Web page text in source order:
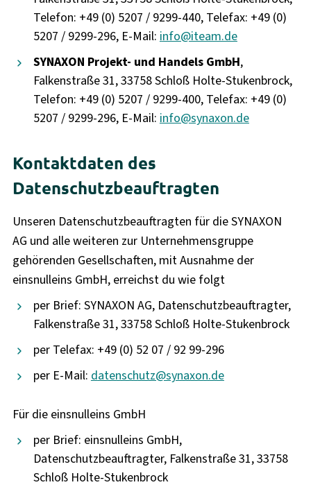
Telefon: +49 (0) 5207 / 9299-440, Telefax: +49 (0)
5207 / 9299-296, E-Mail: info@iteam.de
SYNAXON Projekt- und Handels GmbH,
Falkenstraße 31, 33758 Schloß Holte-Stukenbrock,
Telefon: +49 (0) 5207 / 9299-400, Telefax: +49 (0)
5207 / 9299-296, E-Mail: info@synaxon.de
Kontaktdaten des
Datenschutzbeauftragten
Unseren Datenschutzbeauftragten für die SYNAXON
AG und alle weiteren zur Unternehmensgruppe
gehörenden Gesellschaften, mit Ausnahme der
einsnulleins GmbH, erreichst du wie folgt
per Brief: SYNAXON AG, Datenschutzbeauftragter,
Falkenstraße 31, 33758 Schloß Holte-Stukenbrock
per Telefax: +49 (0) 52 07 / 92 99-296
per E-Mail:
datenschutz@synaxon.de
Für die einsnulleins GmbH
per Brief: einsnulleins GmbH,
Datenschutzbeauftragter, Falkenstraße 31, 33758
Schloß Holte-Stukenbrock